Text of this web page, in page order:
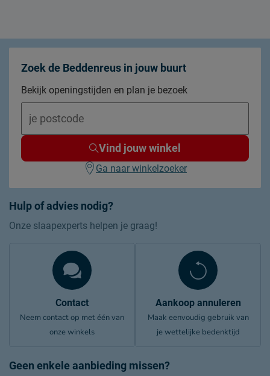
Hulp of advies nodig?
Onze slaapexperts helpen je graag!
Contact
Neem contact op met één van
onze winkels
Aankoop annuleren
Maak eenvoudig gebruik van
je wettelijke bedenktijd
Geen enkele aanbieding missen?
Zoek de Beddenreus in jouw buurt
Bekijk openingstijden en plan je bezoek
Vind jouw winkel
Ga naar winkelzoeker